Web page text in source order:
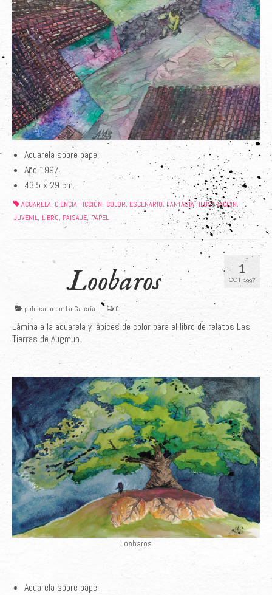
Acuarela sobre papel.
Año 1997.
43,5 x 29 cm.
ACUARELA, CIENCIA FICCIÓN, COLOR, ESCENARIO, FANTASÍA, ILUSTRACIÓN,
JUVENIL, LIBRO, PAISAJE, PAPEL
1
OCT 1997
Loobaros
publicado en: La Galería 0
Lámina a la acuarela y lápices de color para el libro de relatos Las
Tierras de Augmun.
Loobaros
Acuarela sobre papel.